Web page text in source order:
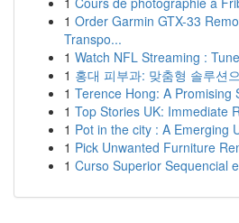
1 Order Garmin GTX-33
Transpo...
1 Watch NFL Streaming :
1 홍대 피부과: 맞춤형 솔루션
1 Terence Hong: A Promising
1 Top Stories UK: Immediate
1 Pot in the city : A Emerging
1 Pick Unwanted Furniture
1 Curso Superior Sequencial